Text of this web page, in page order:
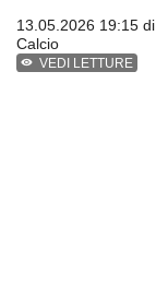
13.05.2026 19:15 di
Calcio
VEDI LETTURE